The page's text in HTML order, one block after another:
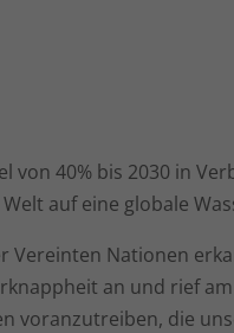
von 40% bis 2030 in
auf eine globale
Vereinten Nationen
an und rief
voranzutreiben, die